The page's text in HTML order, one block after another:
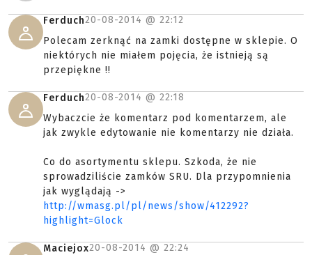
Ferduch20-08-2014 @ 22:12
Polecam zerknąć na zamki dostępne w sklepie. O
niektórych nie miałem pojęcia, że istnieją są
przepiękne !!
Ferduch20-08-2014 @ 22:18
Wybaczcie że komentarz pod komentarzem, ale
jak zwykle edytowanie nie komentarzy nie działa.
Co do asortymentu sklepu. Szkoda, że nie
sprowadziliście zamków SRU. Dla przypomnienia
jak wyglądają ->
http://wmasg.pl/pl/news/show/412292?
highlight=Glock
Maciejox20-08-2014 @ 22:24